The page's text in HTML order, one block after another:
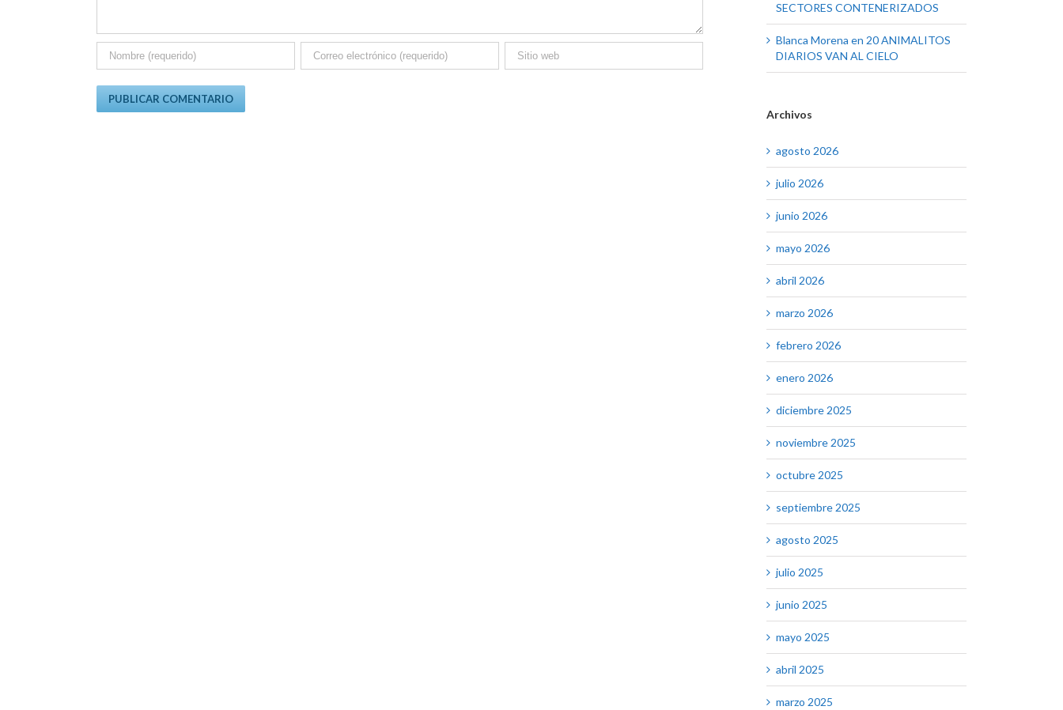
SECTORES CONTENERIZADOS
Blanca Morena en 20 ANIMALITOS
DIARIOS VAN AL CIELO
Archivos
agosto 2026
julio 2026
junio 2026
mayo 2026
abril 2026
marzo 2026
febrero 2026
enero 2026
diciembre 2025
noviembre 2025
octubre 2025
septiembre 2025
agosto 2025
julio 2025
junio 2025
mayo 2025
abril 2025
marzo 2025